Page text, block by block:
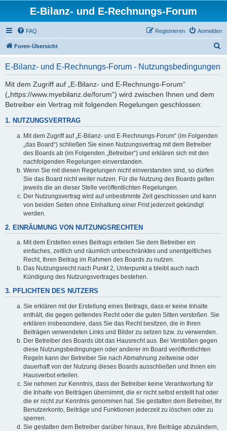
E-Bilanz- und E-Rechnungs-Forum
FAQ Anmelden
Registrieren
Foren-Übersicht
E-Bilanz- und E-Rechnungs-Forum - Nutzungsbedingungen
Mit dem Zugriff auf „E-Bilanz- und E-Rechnungs-Forum“
(„https://www.myebilanz.de/forum“) wird zwischen Ihnen und dem
Betreiber ein Vertrag mit folgenden Regelungen geschlossen:
1. NUTZUNGSVERTRAG
Mit dem Zugriff auf „E-Bilanz- und E-Rechnungs-Forum“ (im Folgenden
„das Board“) schließen Sie einen Nutzungsvertrag mit dem Betreiber
des Boards ab (im Folgenden „Betreiber“) und erklären sich mit den
nachfolgenden Regelungen einverstanden.
Wenn Sie mit diesen Regelungen nicht einverstanden sind, so dürfen
Sie das Board nicht weiter nutzen. Für die Nutzung des Boards gelten
jeweils die an dieser Stelle veröffentlichten Regelungen.
Der Nutzungsvertrag wird auf unbestimmte Zeit geschlossen und kann
von beiden Seiten ohne Einhaltung einer Frist jederzeit gekündigt
werden.
2. EINRÄUMUNG VON NUTZUNGSRECHTEN
Mit dem Erstellen eines Beitrags erteilen Sie dem Betreiber ein
einfaches, zeitlich und räumlich unbeschränktes und unentgeltliches
Recht, Ihren Beitrag im Rahmen des Boards zu nutzen.
Das Nutzungsrecht nach Punkt 2, Unterpunkt a bleibt auch nach
Kündigung des Nutzungsvertrages bestehen.
3. PFLICHTEN DES NUTZERS
Sie erklären mit der Erstellung eines Beitrags, dass er keine Inhalte
enthält, die gegen geltendes Recht oder die guten Sitten verstoßen. Sie
erklären insbesondere, dass Sie das Recht besitzen, die in Ihren
Beiträgen verwendeten Links und Bilder zu setzen bzw. zu verwenden.
Der Betreiber des Boards übt das Hausrecht aus. Bei Verstößen gegen
diese Nutzungsbedingungen oder anderer im Board veröffentlichten
Regeln kann der Betreiber Sie nach Abmahnung zeitweise oder
dauerhaft von der Nutzung dieses Boards ausschließen und Ihnen ein
Hausverbot erteilen.
Sie nehmen zur Kenntnis, dass der Betreiber keine Verantwortung für
die Inhalte von Beiträgen übernimmt, die er nicht selbst erstellt hat oder
die er nicht zur Kenntnis genommen hat. Sie gestatten dem Betreiber, Ihr
Benutzerkonto, Beiträge und Funktionen jederzeit zu löschen oder zu
sperren.
Sie gestatten dem Betreiber darüber hinaus, Ihre Beiträge abzuändern,